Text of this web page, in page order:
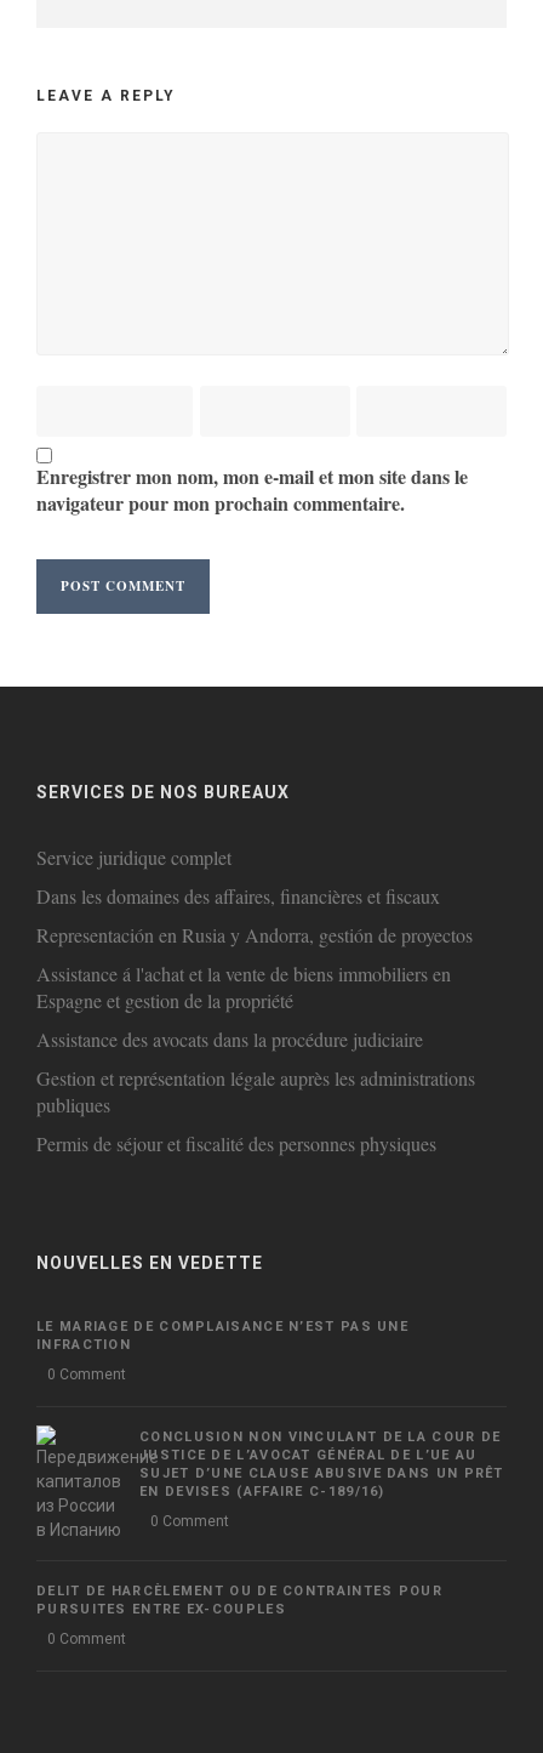
LEAVE A REPLY
Enregistrer mon nom, mon e-mail et mon site dans le
navigateur pour mon prochain commentaire.
SERVICES DE NOS BUREAUX
Service juridique complet
Dans les domaines des affaires, financières et fiscaux
Representación en Rusia y Andorra, gestión de proyectos
Assistance á l'achat et la vente de biens immobiliers en
Espagne et gestion de la propriété
Assistance des avocats dans la procédure judiciaire
Gestion et représentation légale auprès les administrations
publiques
Permis de séjour et fiscalité des personnes physiques
NOUVELLES EN VEDETTE
LE MARIAGE DE COMPLAISANCE N’EST PAS UNE
INFRACTION
0 Comment
CONCLUSION NON VINCULANT DE LA COUR DE
JUSTICE DE L’AVOCAT GÉNÉRAL DE L’UE AU
SUJET D’UNE CLAUSE ABUSIVE DANS UN PRÊT
EN DEVISES (AFFAIRE C-189/16)
0 Comment
DELIT DE HARCÈLEMENT OU DE CONTRAINTES POUR
PURSUITES ENTRE EX-COUPLES
0 Comment